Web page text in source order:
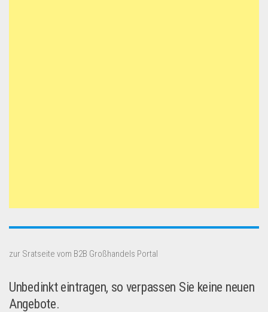
zur Sratseite vom B2B Großhandels Portal
Unbedinkt eintragen, so verpassen Sie keine neuen
Angebote.